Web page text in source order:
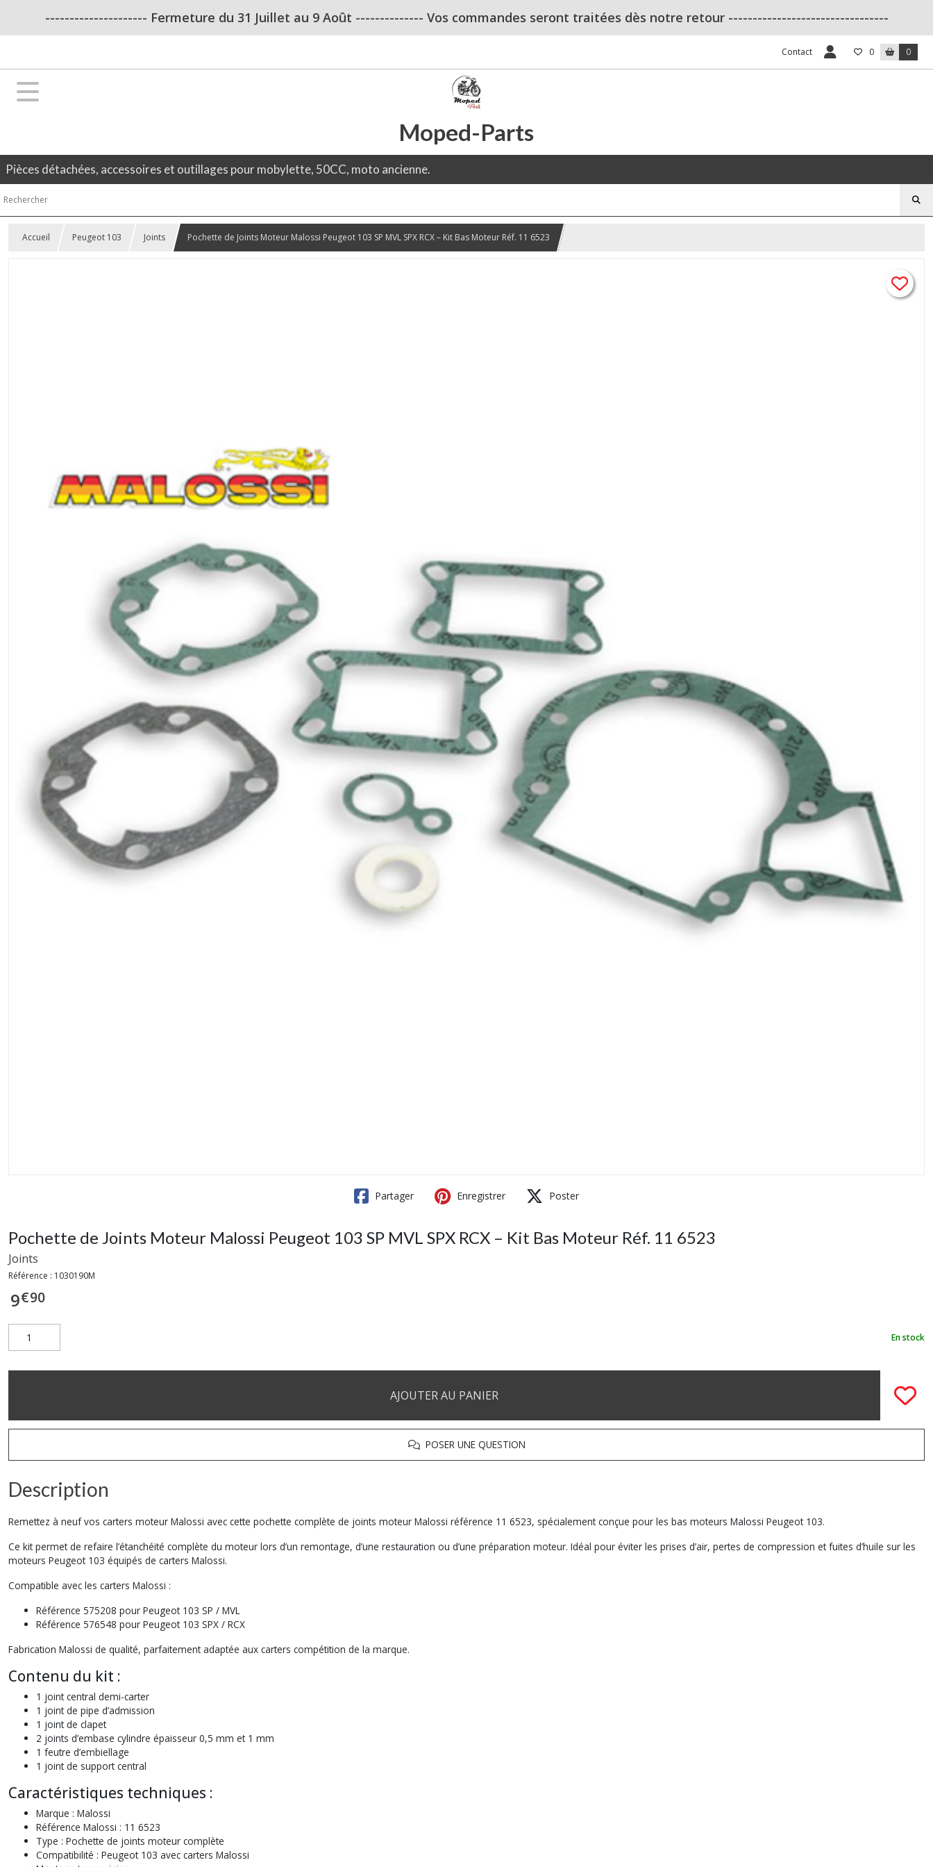
--------------------- Fermeture du 31 Juillet au 9 Août -------------- Vos commandes seront traitées dès notre retour ---------------------------------
Contact 0 0
Moped-Parts
Pièces détachées, accessoires et outillages pour mobylette, 50CC, moto ancienne.
Accueil Peugeot 103 Joints Pochette de Joints Moteur Malossi Peugeot 103 SP MVL SPX RCX – Kit Bas Moteur Réf. 11 6523
Partager Enregistrer Poster
Pochette de Joints Moteur Malossi Peugeot 103 SP MVL SPX RCX – Kit Bas Moteur Réf. 11 6523
Joints
Référence : 1030190M
9€90
En stock
AJOUTER AU PANIER
POSER UNE QUESTION
Description
Remettez à neuf vos carters moteur Malossi avec cette pochette complète de joints moteur Malossi référence 11 6523, spécialement conçue pour les bas moteurs Malossi Peugeot 103.
Ce kit permet de refaire l’étanchéité complète du moteur lors d’un remontage, d’une restauration ou d’une préparation moteur. Idéal pour éviter les prises d’air, pertes de compression et fuites d’huile sur les
moteurs Peugeot 103 équipés de carters Malossi.
Compatible avec les carters Malossi :
Référence 575208 pour Peugeot 103 SP / MVL
Référence 576548 pour Peugeot 103 SPX / RCX
Fabrication Malossi de qualité, parfaitement adaptée aux carters compétition de la marque.
Contenu du kit :
1 joint central demi-carter
1 joint de pipe d’admission
1 joint de clapet
2 joints d’embase cylindre épaisseur 0,5 mm et 1 mm
1 feutre d’embiellage
1 joint de support central
Caractéristiques techniques :
Marque : Malossi
Référence Malossi : 11 6523
Type : Pochette de joints moteur complète
Compatibilité : Peugeot 103 avec carters Malossi